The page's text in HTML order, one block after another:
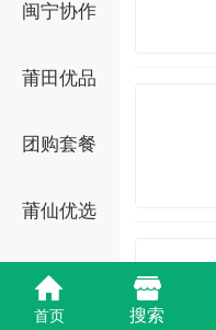
闽宁协作
莆田优品
团购套餐
莆仙优选
首页 搜索